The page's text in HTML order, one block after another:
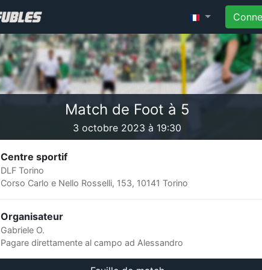
Match de Foot à 5
3 octobre 2023 à 19:30
Centre sportif
DLF Torino
Corso Carlo e Nello Rosselli, 153, 10141 Torino
Organisateur
Gabriele O.
Pagare direttamente al campo ad Alessandro